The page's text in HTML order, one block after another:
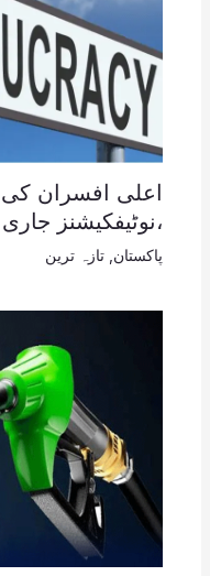
اعلی افسران کی
،نوٹیفکیشنز جاری
پاکستان تازہ ترین